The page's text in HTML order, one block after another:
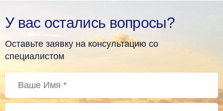
У вас остались вопросы?
Оставьте заявку на консультацию со
специалистом